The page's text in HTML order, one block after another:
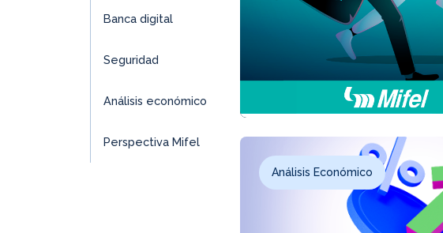
Banca digital
Seguridad
Análisis económico
Perspectiva Mifel
Análisis Económico